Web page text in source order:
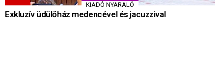
KIADÓ NYARALÓ
Exkluzív üdülőház medencével és jacuzzival